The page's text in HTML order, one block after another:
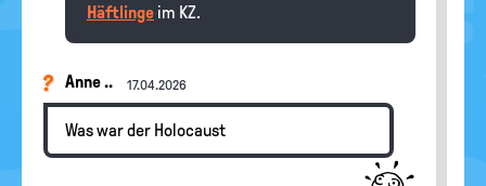
Häftlinge im KZ.
Anne .. 17.04.2026
Was war der Holocaust